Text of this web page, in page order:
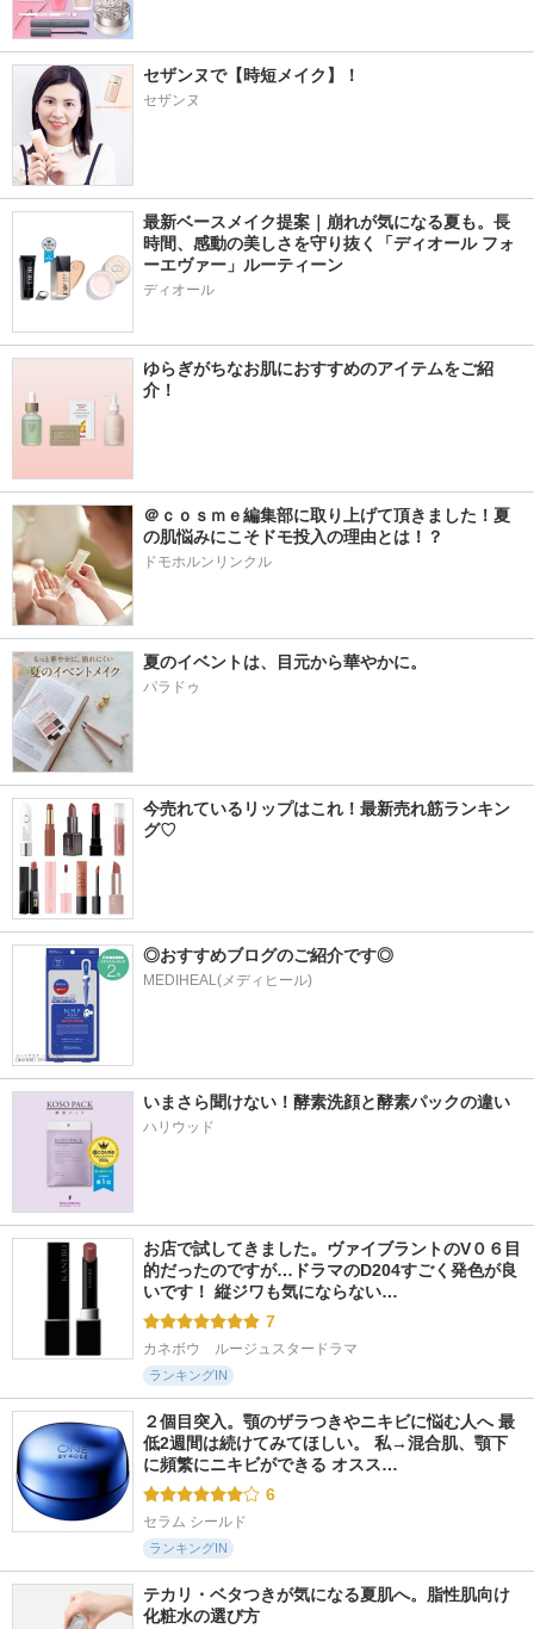
セザンヌで【時短メイク】！
セザンヌ
最新ベースメイク提案｜崩れが気になる夏も。長
時間、感動の美しさを守り抜く「ディオール フォ
ーエヴァー」ルーティーン
ディオール
ゆらぎがちなお肌におすすめのアイテムをご紹
介！
＠ｃｏｓｍｅ編集部に取り上げて頂きました！夏
の肌悩みにこそドモ投入の理由とは！？
ドモホルンリンクル
夏のイベントは、目元から華やかに。
パラドゥ
今売れているリップはこれ！最新売れ筋ランキン
グ♡
◎おすすめブログのご紹介です◎
MEDIHEAL(メディヒール)
いまさら聞けない！酵素洗顔と酵素パックの違い
ハリウッド
お店で試してきました。ヴァイブラントのV０６目
的だったのですが…ドラマのD204すごく発色が良
いです！ 縦ジワも気にならない…
7
カネボウ　ルージュスタードラマ
ランキングIN
２個目突入。顎のザラつきやニキビに悩む人へ 最
低2週間は続けてみてほしい。 私→混合肌、顎下
に頻繁にニキビができる オスス…
6
セラム シールド
ランキングIN
テカリ・ベタつきが気になる夏肌へ。脂性肌向け
化粧水の選び方